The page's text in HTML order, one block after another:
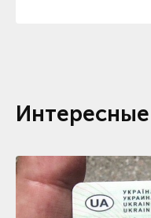
Интересные